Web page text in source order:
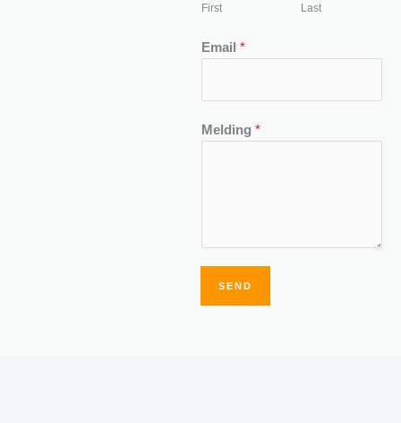
First Last
Email *
Melding *
SEND